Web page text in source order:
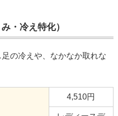
・冷え特化）
の冷えや、なかなか取れな
4,510円